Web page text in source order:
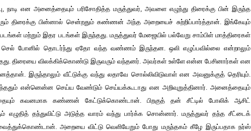
நாடி என அனைத்தையும் பரிசோதித்த மருத்துவர், அவளை எழுந்து திரைக்கு பின் இருந்த
திரைக்கு பின்னால் சென்றதும் கண்ணன் அந்த அறையைச் சுற்றிப்பார்த்தான். இங்கேயும்
மற்றும் இதர படங்கள் இருந்தது. மருத்துவர் மேஜையில் பல்வேறு சாம்பிள் மாத்திரைகள்
போனில் தொடர்ந்து ஏதோ வந்த வண்ணம் இருந்தன. ஒலி எழுப்பவில்லை என்றாலும்
திரையை விலக்கிக்கொண்டு இருவரும் வந்தனர். அவர்கள் உள்ளே என்ன பேசினார்கள் என
இருந்தாலும் வீட்டுக்கு வந்து லதாவே சொல்லிவிடுவாள் என அவனுக்குத் தெரியும்.
என்னென்ன செய்ய வேண்டும் செய்யக்கூடாது என அறிவுறுத்தினார். அனைத்தையும்
கவனமாக கண்ணன் கேட்டுக்கொண்டான். பிறகுத் தன் சீட்டில் போலிக் ஆசிட்
எழுதித் தந்துவிட்டு அடுத்த வாரம் வந்து பார்க்க சொன்னார். மருத்துவர் தந்த சீட்டைக்
அறையை விட்டு வெளியேறும் போது மருந்தகம் கீழே இருப்பதாக நர்ஸ்